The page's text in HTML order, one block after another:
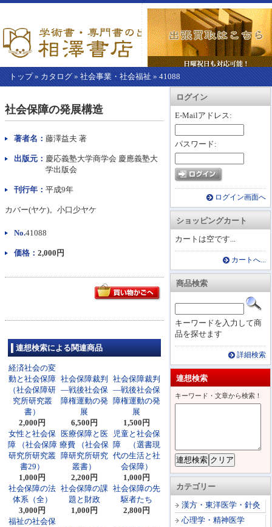
トップ» カタログ » 社会事業・社会福祉 » 41088
カートを見る
ログイン
E-Mailアドレス:
パスワード:
ログイン画面へ
ショッピングカート
カートは空です...
カートへ...
商品検索
キーワードを入力して商
品を探せます
詳細検索
連想検索
キーワード・文章から検索！
カテゴリー
漢方・東洋医学・針灸
心理学・精神医学
こ
か
本
社会保障の発展構造
著者名： 藤澤益夫 著
出版元： 慶応義塾大学商学会 慶應義塾大
学出版会
刊行年： 平成9年
カバー(ヤケ)。小口少ヤケ
No.41088
価格： 2,000円
連想検索による関連商品
経済社会の変
動と社会保障
（社会保障研
究所研究叢
書）
2,000円
社会保障裁判
―戦後社会保
障権運動の発
展
6,500円
社会保障裁判
―戦後社会保
障権運動の発
展
1,500円
女性と社会保
障 （社会保障
研究所研究叢
書29）
1,000円
医療保障と医
療費 （社会保
障研究所研究
叢書）
2,200円
児童と社会保
障 （選書現
代の生活と社
会保障）
1,000円
社会保障の法
体系（全）
3,000円
社会保障の課
題と財政
1,000円
社会保障の先
駆者たち
2,800円
福祉の社会保